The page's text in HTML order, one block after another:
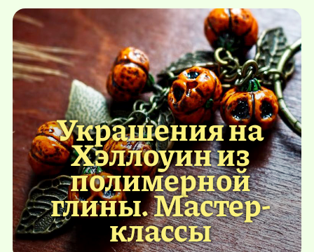
Украшения на
Хэллоуин из
полимерной
глины. Мастер-
классы